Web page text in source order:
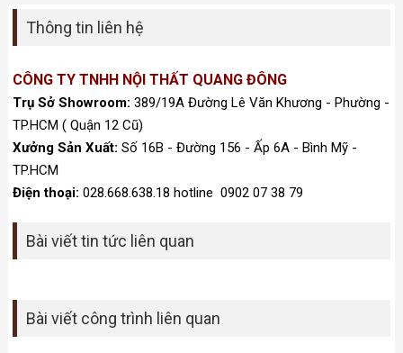
Thông tin liên hệ
CÔNG TY TNHH NỘI THẤT QUANG ĐÔNG
Trụ Sở Showroom: 389/19A Đường Lê Văn Khương - Phường -
TP.HCM ( Quận 12 Cũ)
Xưởng Sản Xuất: Số 16B - Đường 156 - Ấp 6A - Bình Mỹ -
TP.HCM
Điện thoại: 028.668.638.18 hotline 0902 07 38 79
Bài viết tin tức liên quan
Bài viết công trình liên quan